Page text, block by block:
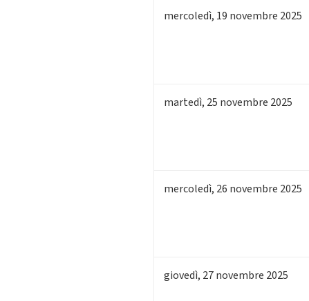
mercoledì, 19 novembre 2025
martedì, 25 novembre 2025
mercoledì, 26 novembre 2025
giovedì, 27novembre 2025